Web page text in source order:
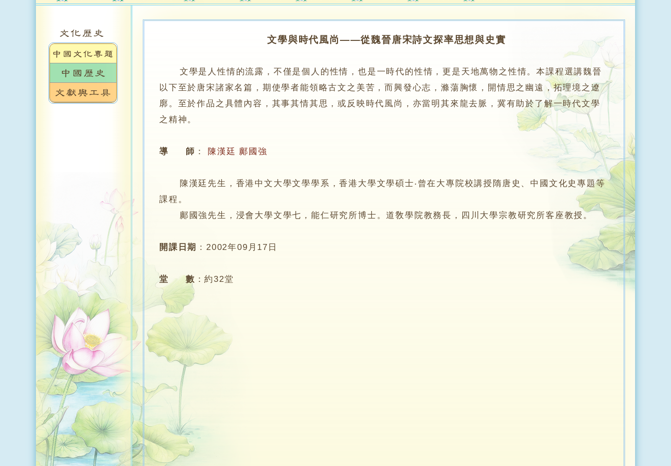
文學與時代風尚——從魏晉唐宋詩文探率思想與史實
文學是人性情的流露，不僅是個人的性情，也是一時代的性情，更是天地萬物之性情。本課程選講魏晉
以下至於唐宋諸家名篇，期使學者能領略古文之美苦，而興發心志，滌蕩胸懷，開情思之幽遠，拓理境之遼
廓。至於作品之具體內容，其事其情其思，或反映時代風尚，亦當明其來龍去脈，冀有助於了解一時代文學
之精神。
導 師 ： 陳漢廷 鄺國強
陳漢廷先生，香港中文大學文學學系，香港大學文學碩士‧曾在大專院校講授隋唐史、中國文化史專題等
課程。
鄺國強先生，浸會大學文學七，能仁研究所博士。道敎學院教務長，四川大學宗教研究所客座教授。
開課日期 ：2002年09月17日
堂 數 ：約32堂